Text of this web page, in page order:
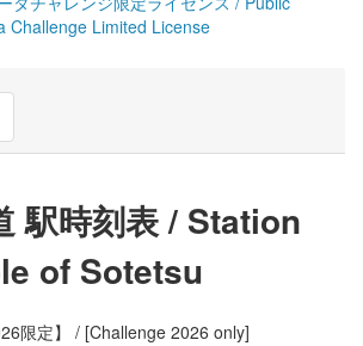
Challenge Limited License
駅時刻表 / Station
of Sotetsu
限定】 / [Challenge 2026 only]